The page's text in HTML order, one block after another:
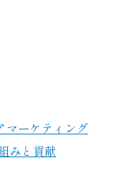
マーケティング
みと貢献